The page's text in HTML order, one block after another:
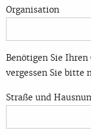
Organisation
Benötigen Sie
vergessen Sie bitte
Straße und